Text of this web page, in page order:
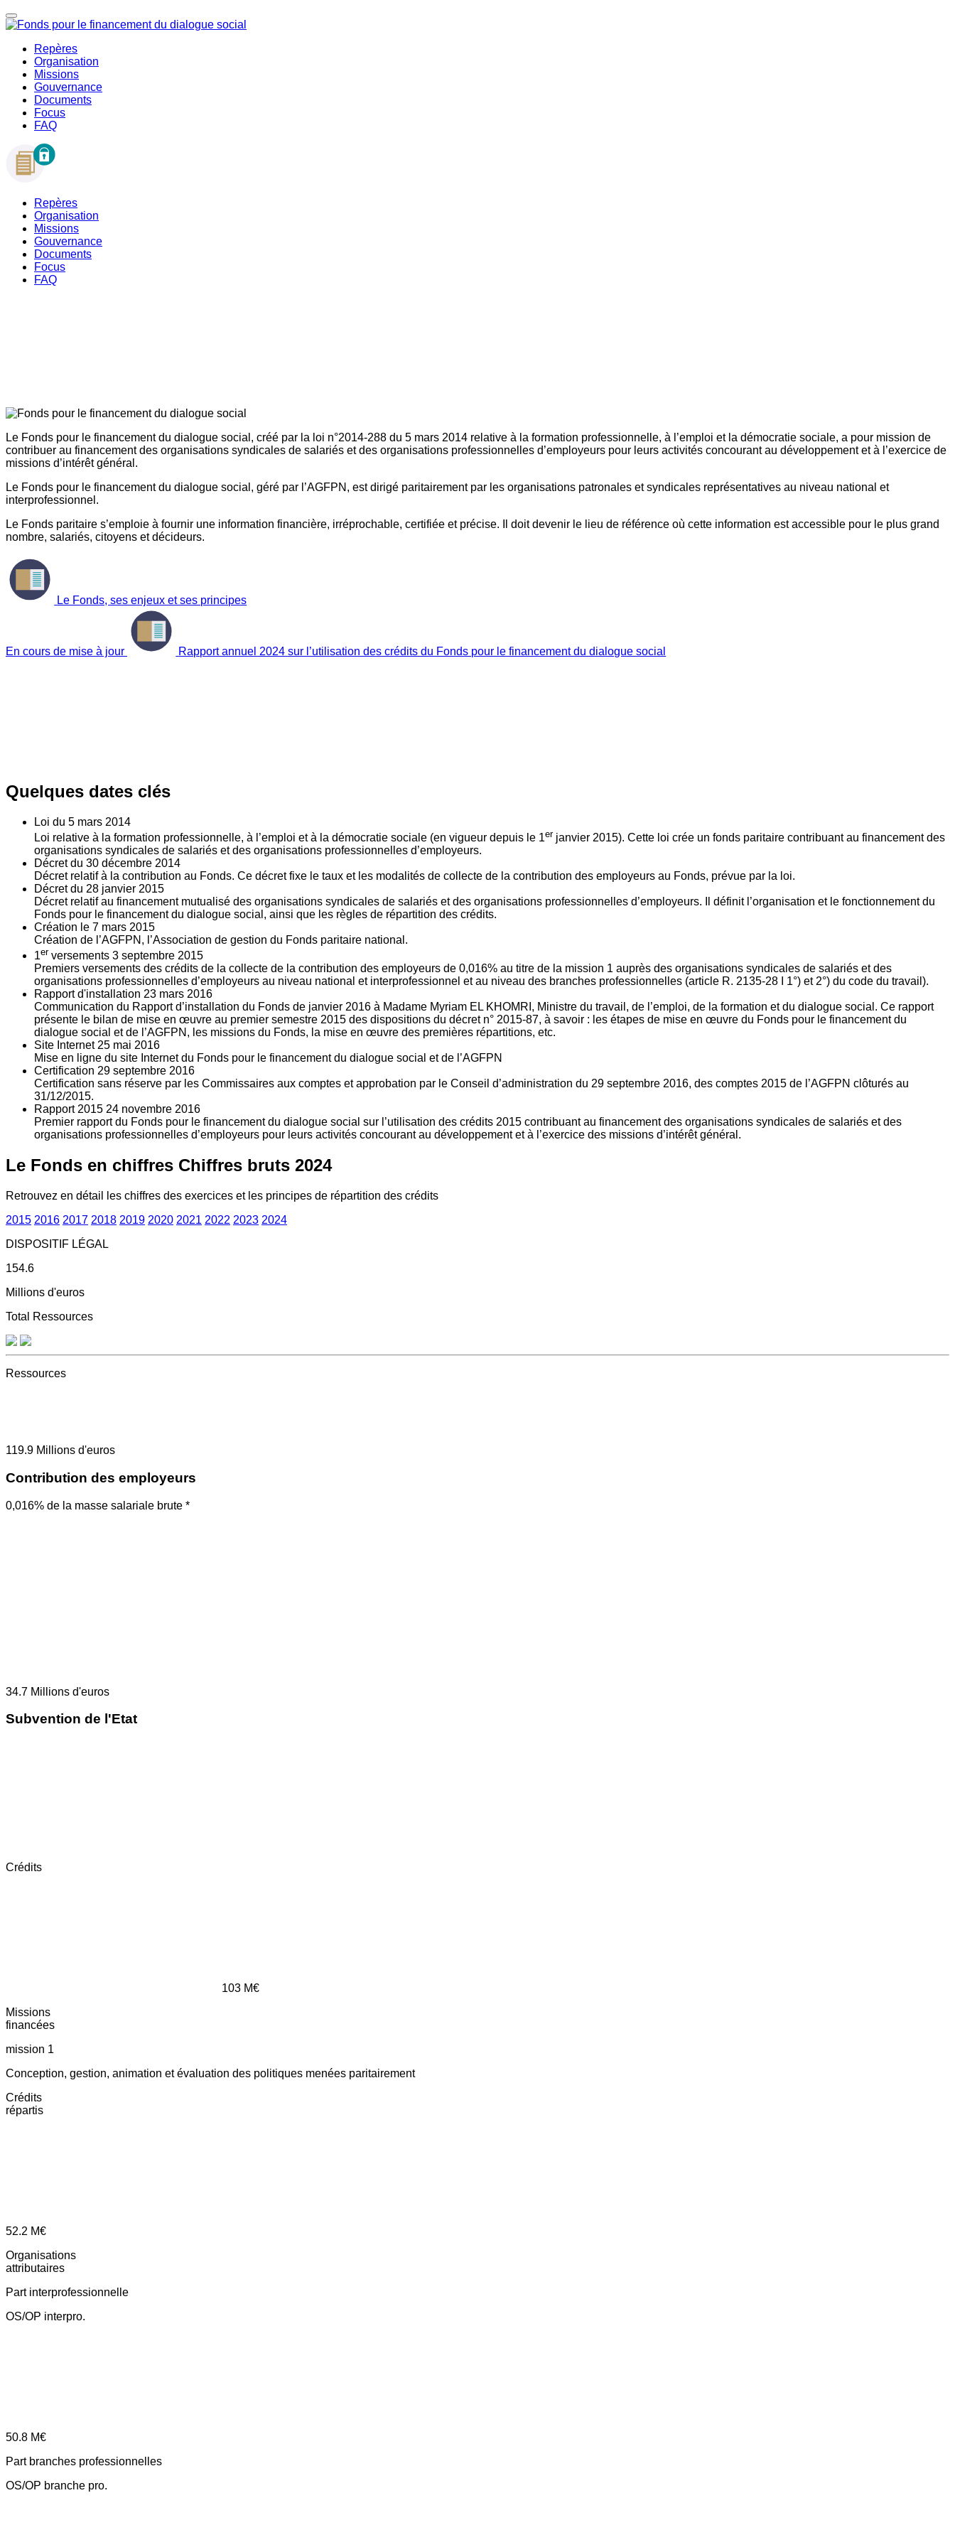
Repères
Organisation
Missions
Gouvernance
Documents
Focus
FAQ
Repères
Organisation
Missions
Gouvernance
Documents
Focus
FAQ
Le Fonds pour le financement du dialogue social, créé par la loi n°2014-288 du 5 mars 2014 relative à la formation professionnelle, à l’emploi et la démocratie sociale, a pour mission de
contribuer au financement des organisations syndicales de salariés et des organisations professionnelles d’employeurs pour leurs activités concourant au développement et à l’exercice de
missions d’intérêt général.
Le Fonds pour le financement du dialogue social, géré par l’AGFPN, est dirigé paritairement par les organisations patronales et syndicales représentatives au niveau national et
interprofessionnel.
Le Fonds paritaire s’emploie à fournir une information financière, irréprochable, certifiée et précise. Il doit devenir le lieu de référence où cette information est accessible pour le plus grand
nombre, salariés, citoyens et décideurs.
Le Fonds, ses enjeux et ses principes
En cours de mise à jour Rapport annuel 2024 sur l’utilisation des crédits du Fonds pour le financement du dialogue social
Quelques dates clés
Loi du 5 mars 2014
Loi relative à la formation professionnelle, à l’emploi et à la démocratie sociale (en vigueur depuis le 1er janvier 2015). Cette loi crée un fonds paritaire contribuant au financement des
organisations syndicales de salariés et des organisations professionnelles d’employeurs.
Décret du 30 décembre 2014
Décret relatif à la contribution au Fonds. Ce décret fixe le taux et les modalités de collecte de la contribution des employeurs au Fonds, prévue par la loi.
Décret du 28 janvier 2015
Décret relatif au financement mutualisé des organisations syndicales de salariés et des organisations professionnelles d’employeurs. Il définit l’organisation et le fonctionnement du
Fonds pour le financement du dialogue social, ainsi que les règles de répartition des crédits.
Création le 7 mars 2015
Création de l’AGFPN, l’Association de gestion du Fonds paritaire national.
1er versements 3 septembre 2015
Premiers versements des crédits de la collecte de la contribution des employeurs de 0,016% au titre de la mission 1 auprès des organisations syndicales de salariés et des
organisations professionnelles d’employeurs au niveau national et interprofessionnel et au niveau des branches professionnelles (article R. 2135‐28 I 1°) et 2°) du code du travail).
Rapport d'installation 23 mars 2016
Communication du Rapport d’installation du Fonds de janvier 2016 à Madame Myriam EL KHOMRI, Ministre du travail, de l’emploi, de la formation et du dialogue social. Ce rapport
présente le bilan de mise en œuvre au premier semestre 2015 des dispositions du décret n° 2015-87, à savoir : les étapes de mise en œuvre du Fonds pour le financement du
dialogue social et de l’AGFPN, les missions du Fonds, la mise en œuvre des premières répartitions, etc.
Site Internet 25 mai 2016
Mise en ligne du site Internet du Fonds pour le financement du dialogue social et de l’AGFPN
Certification 29 septembre 2016
Certification sans réserve par les Commissaires aux comptes et approbation par le Conseil d’administration du 29 septembre 2016, des comptes 2015 de l’AGFPN clôturés au
31/12/2015.
Rapport 2015 24 novembre 2016
Premier rapport du Fonds pour le financement du dialogue social sur l’utilisation des crédits 2015 contribuant au financement des organisations syndicales de salariés et des
organisations professionnelles d’employeurs pour leurs activités concourant au développement et à l’exercice des missions d’intérêt général.
Le Fonds en chiffres Chiffres bruts 2024
Retrouvez en détail les chiffres des exercices et les principes de répartition des crédits
2015 2016 2017 2018 2019 2020 2021 2022 2023 2024
DISPOSITIF LÉGAL
154.6
Millions d'euros
Total Ressources
Ressources
119.9 Millions d'euros
Contribution des employeurs
0,016% de la masse salariale brute *
34.7 Millions d'euros
Subvention de l'Etat
Crédits
103 M€
Missions
financées
mission 1
Conception, gestion, animation et évaluation des politiques menées paritairement
Crédits
répartis
52.2 M€
Organisations
attributaires
Part interprofessionnelle
OS/OP interpro.
50.8 M€
Part branches professionnelles
OS/OP branche pro.